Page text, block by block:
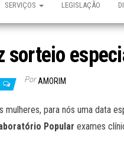
SERVIÇOS LEGISLAÇÃO
sorteio
Por AMORIM
mulheres, para nós uma data
Popular exames